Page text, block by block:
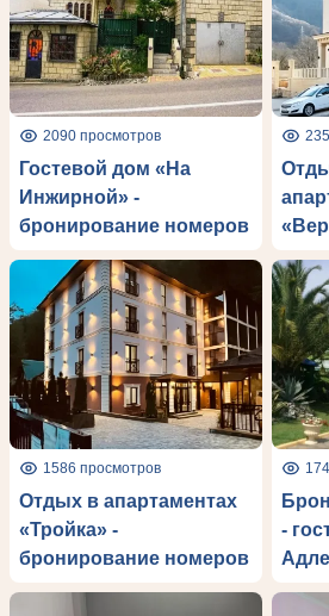
2090 просмотров
Гостевой дом «На
Инжирной» -
бронирование номеров
1586 просмотров
Отдых в апартаментах
«Тройка» -
бронирование номеров
-